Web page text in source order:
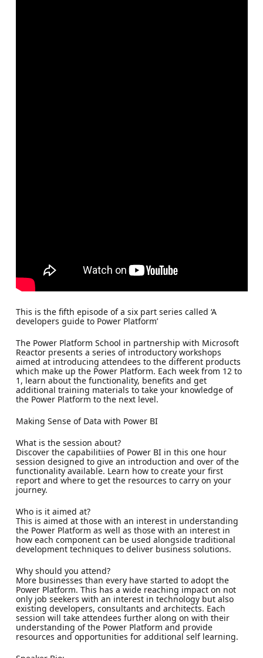
This is the fifth episode of a six part series called ‘A
developers guide to Power Platform’
The Power Platform School in partnership with Microsoft
Reactor presents a series of introductory workshops
aimed at introducing attendees to the different products
which make up the Power Platform. Each week from 12 to
1, learn about the functionality, benefits and get
additional training materials to take your knowledge of
the Power Platform to the next level.
Making Sense of Data with Power BI
What is the session about?
Discover the capabilitiies of Power BI in this one hour
session designed to give an introduction and over of the
functionality available. Learn how to create your first
report and where to get the resources to carry on your
journey.
Who is it aimed at?
This is aimed at those with an interest in understanding
the Power Platform as well as those with an interest in
how each component can be used alongside traditional
development techniques to deliver business solutions.
Why should you attend?
More businesses than every have started to adopt the
Power Platform. This has a wide reaching impact on not
only job seekers with an interest in technology but also
existing developers, consultants and architects. Each
session will take attendees further along on with their
understanding of the Power Platform and provide
resources and opportunities for additional self learning.